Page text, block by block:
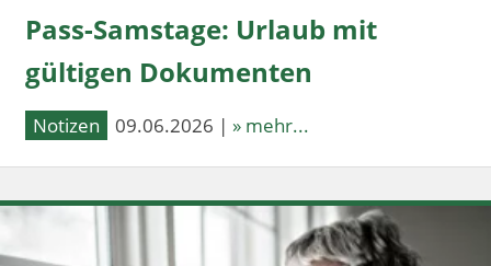
Pass-Samstage: Urlaub mit
gültigen Dokumenten
Notizen 09.06.2026 | » mehr...